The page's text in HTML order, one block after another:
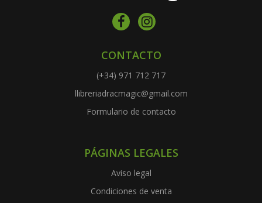
CONTACTO
(+34) 971 712 717
llibreriadracmagic@gmail.com
Formulario de contacto
PÁGINAS LEGALES
Aviso legal
Condiciones de venta